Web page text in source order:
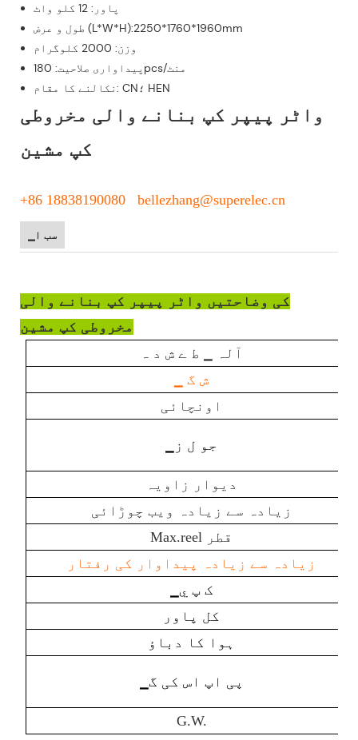
پاور: 12 کلو واٹ
طول و عرض (L*W*H):2250*1760*1960mm
وزن: 2000 کلوگرام
پیداواری صلاحیت: 180pcs/منٹ
نکالنے کا مقام: CN؛ HEN
واٹر پیپر کپ بنانے والی مخروطی
کپ مشین
+86 18838190080 bellezhang@superelec.cn
▁سب ا
کی وضاحتیں واٹر پیپر کپ بنانے والی
مخروطی کپ مشین
آلہ ▁ ط ے ش د ہ
▁ ش گ
اونچائی
▁جو ل ز
دیوار زاویہ
زیادہ سے زیادہ ویب چوڑائی
Max.reel قطر
زیادہ سے زیادہ پیداوار کی رفتار
▁ک پ ي
کل پاور
ہوا کا دباؤ
▁پی اپ اس کی گ
G.W.